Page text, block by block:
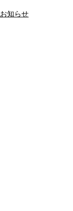
どか食い
知らせ